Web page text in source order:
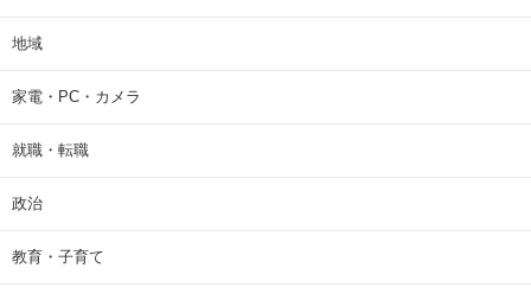
地域
家電・PC・カメラ
就職・転職
政治
教育・子育て